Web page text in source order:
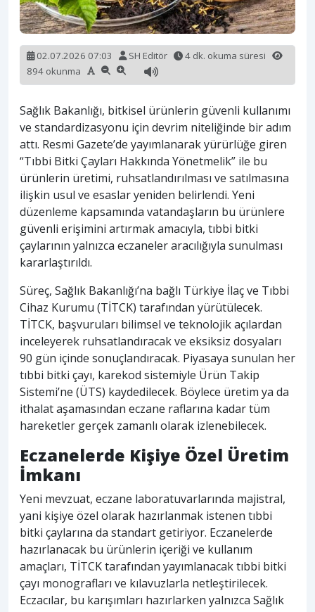
02.07.2026 07:03 SH Editör
4 dk. okuma süresi
894 okunma
Sağlık Bakanlığı, bitkisel ürünlerin güvenli kullanımı
ve standardizasyonu için devrim niteliğinde bir adım
attı. Resmi Gazete’de yayımlanarak yürürlüğe giren
“Tıbbi Bitki Çayları Hakkında Yönetmelik” ile bu
ürünlerin üretimi, ruhsatlandırılması ve satılmasına
ilişkin usul ve esaslar yeniden belirlendi. Yeni
düzenleme kapsamında vatandaşların bu ürünlere
güvenli erişimini artırmak amacıyla, tıbbi bitki
çaylarının yalnızca eczaneler aracılığıyla sunulması
kararlaştırıldı.
Süreç, Sağlık Bakanlığı’na bağlı Türkiye İlaç ve Tıbbi
Cihaz Kurumu (TİTCK) tarafından yürütülecek.
TİTCK, başvuruları bilimsel ve teknolojik açılardan
inceleyerek ruhsatlandıracak ve eksiksiz dosyaları
90 gün içinde sonuçlandıracak. Piyasaya sunulan her
tıbbi bitki çayı, karekod sistemiyle Ürün Takip
Sistemi’ne (ÜTS) kaydedilecek. Böylece üretim ya da
ithalat aşamasından eczane raflarına kadar tüm
hareketler gerçek zamanlı olarak izlenebilecek.
Eczanelerde Kişiye Özel Üretim
İmkanı
Yeni mevzuat, eczane laboratuvarlarında majistral,
yani kişiye özel olarak hazırlanmak istenen tıbbi
bitki çaylarına da standart getiriyor. Eczanelerde
hazırlanacak bu ürünlerin içeriği ve kullanım
amaçları, TİTCK tarafından yayımlanacak tıbbi bitki
çayı monografları ve kılavuzlarla netleştirilecek.
Eczacılar, bu karışımları hazırlarken yalnızca Sağlık